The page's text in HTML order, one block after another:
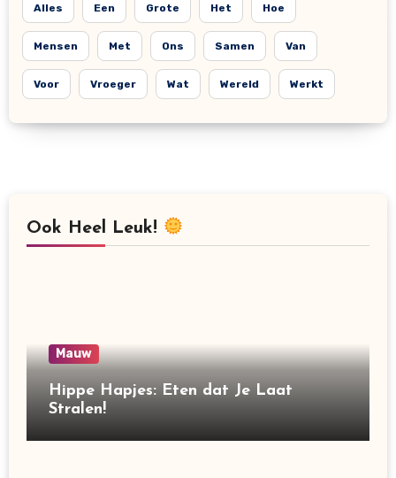
Alles Een Grote Het Hoe
Mensen Met Ons Samen Van
Voor Vroeger Wat Wereld Werkt
Ook Heel Leuk!
Mauw
Hippe Hapjes: Eten dat Je Laat
Stralen!